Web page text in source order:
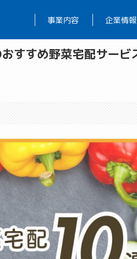
事業内容 企業情報
すすめ野菜宅配サービ